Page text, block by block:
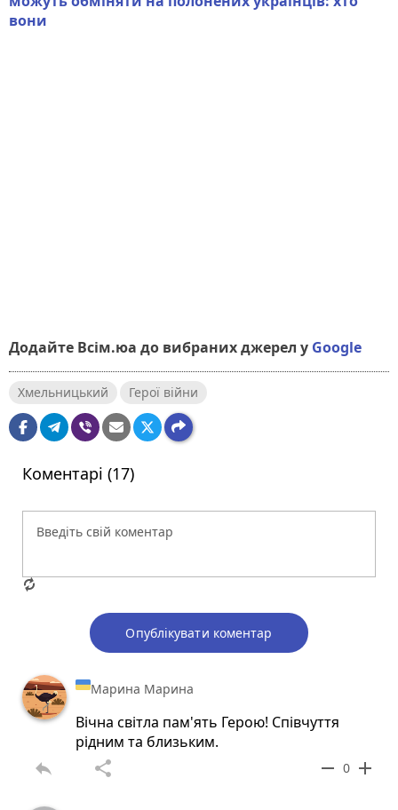
вони
Додайте Всім.юа до вибраних джерел у Google
Хмельницький Герої війни
Коментарі (17)
Опублікувати коментар
Марина Марина
Вічна світла пам'ять Герою! Співчуття
рідним та близьким.
reply share remove 0 add